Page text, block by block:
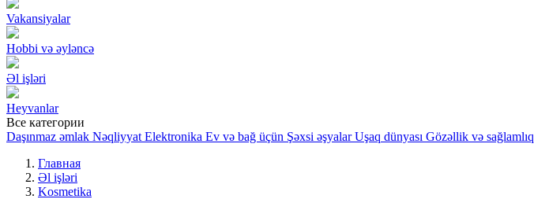
Vakansiyalar
Hobbi və əyləncə
Əl işləri
Heyvanlar
Все категории
Daşınmaz əmlak Nəqliyyat Elektronika Ev və bağ üçün Şəxsi əşyalar Uşaq dünyası Gözəllik və sağlamlıq
Главная
Əl işləri
Kosmetika